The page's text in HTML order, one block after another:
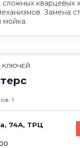
кварцевых
Замена
мойка.
КЛЮЧЕЙ
1
74А, ТРЦ